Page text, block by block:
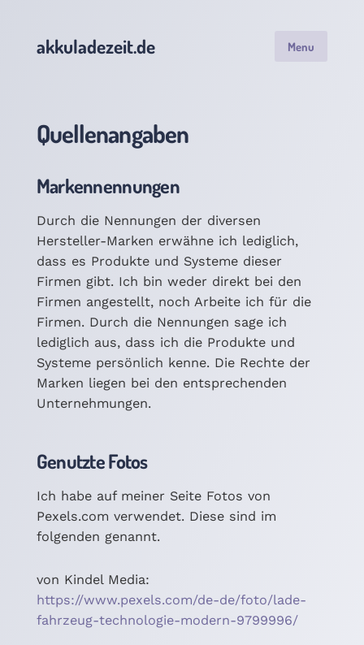
akkuladezeit.de Menu
Quellenangaben
Markennennungen
Durch die Nennungen der diversen
Hersteller-Marken erwähne ich lediglich,
dass es Produkte und Systeme dieser
Firmen gibt. Ich bin weder direkt bei den
Firmen angestellt, noch Arbeite ich für die
Firmen. Durch die Nennungen sage ich
lediglich aus, dass ich die Produkte und
Systeme persönlich kenne. Die Rechte der
Marken liegen bei den entsprechenden
Unternehmungen.
Genutzte Fotos
Ich habe auf meiner Seite Fotos von
Pexels.com verwendet. Diese sind im
folgenden genannt.
von Kindel Media:
https://www.pexels.com/de-de/foto/lade-
fahrzeug-technologie-modern-9799996/